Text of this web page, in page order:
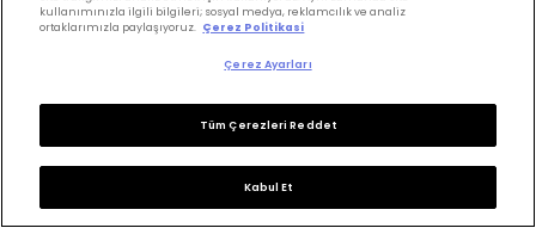
Ürtiker (Kurdeşen)
Nedir? Neden Olur?
kullanımınızla ilgili bilgileri; sosyal medya, reklamcılık ve analiz
ortaklarımızla paylaşıyoruz. Çerez Politikasi
Çerez Ayarları
Tüm Çerezleri Reddet
Kabul Et